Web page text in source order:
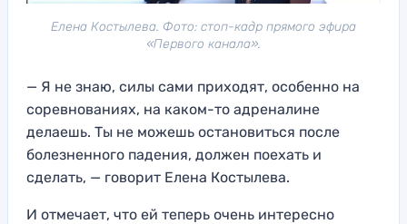
Елена Костылева. Фото: стоп-кадр прямого эфира
«Первого канала».
— Я не знаю, силы сами приходят, особенно на
соревнованиях, на каком-то адреналине
делаешь. Ты не можешь остановиться после
болезненного падения, должен поехать и
сделать, — говорит Елена Костылева.
И отмечает, что ей теперь очень интересно